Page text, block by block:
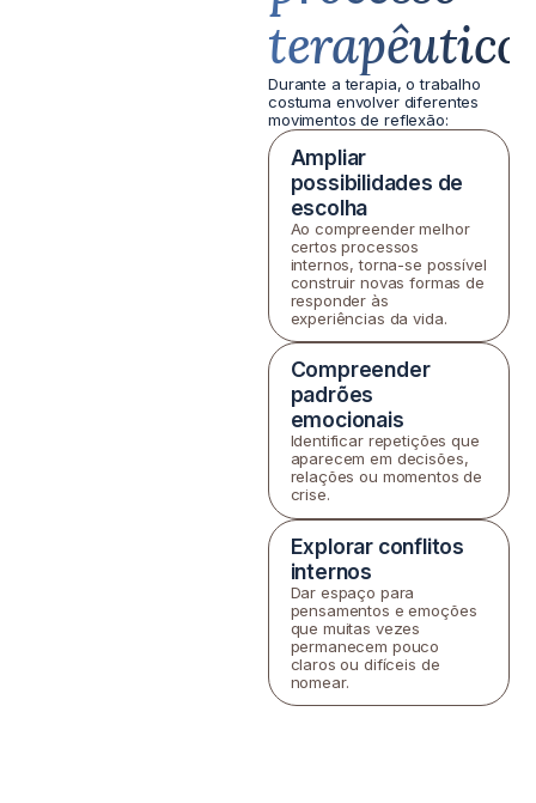
terapêutico
Durante a terapia, o trabalho
costuma envolver diferentes
movimentos de reflexão:
Ampliar
possibilidades de
escolha
Ao compreender melhor
certos processos
internos, torna-se possível
construir novas formas de
responder às
experiências da vida.
Compreender
padrões
emocionais
Identificar repetições que
aparecem em decisões,
relações ou momentos de
crise.
Explorar conflitos
internos
Dar espaço para
pensamentos e emoções
que muitas vezes
permanecem pouco
claros ou difíceis de
nomear.